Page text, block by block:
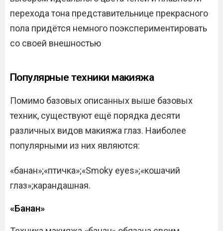
перехода тона представительнице прекрасного
пола придётся немного поэкспериментировать
со своей внешностью
Популярные техники макияжа
Помимо базовых описанных выше базовых
техник, существуют ещё порядка десяти
различных видов макияжа глаз. Наиболее
популярными из них являются:
«банан»;«птичка»;«Smoky eyes»;«кошачий
глаз»;карандашная.
«Банан»